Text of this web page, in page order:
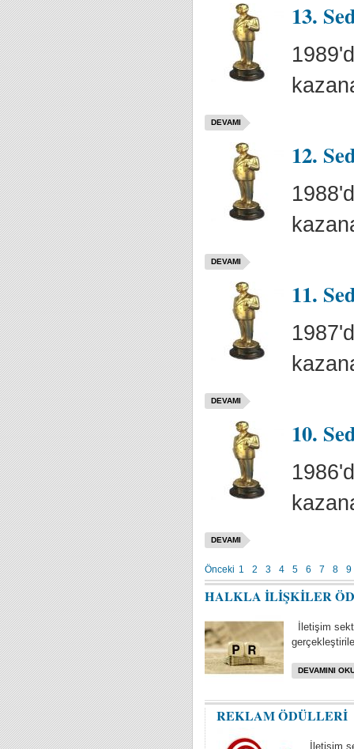
13.
DEVAMI
12.
DEVAMI
11.
DEVAMI
10.
DEVAMI
Önceki 1 2 3 4 5 6 7 8 9
HALKLA İLİŞKİLER
İletişim
DEVAMINI
REKLAM ÖDÜLLERİ
İletişim